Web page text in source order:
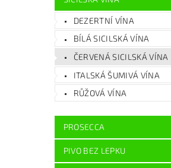
DEZERTNÍ VÍNA
BÍLÁ SICILSKÁ VÍNA
ČERVENÁ SICILSKÁ VÍNA
ITALSKÁ ŠUMIVÁ VÍNA
RŮŽOVÁ VÍNA
PROSECCA
PIVO BEZ LEPKU